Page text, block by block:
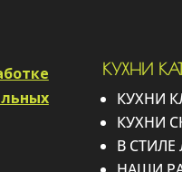
КУХНИ
КУХНИ
КУХНИ
В